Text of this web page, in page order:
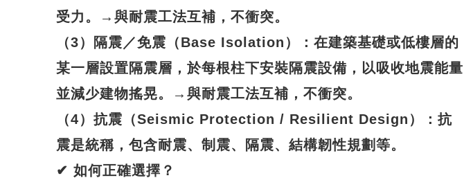
受力。→與耐震工法互補，不衝突。
（3）隔震／免震（Base Isolation）：在建築基礎或低樓層的
某一層設置隔震層，於每根柱下安裝隔震設備，以吸收地震能量
並減少建物搖晃。→與耐震工法互補，不衝突。
（4）抗震（Seismic Protection / Resilient Design）：抗
震是統稱，包含耐震、制震、隔震、結構韌性規劃等。
✔ 如何正確選擇？